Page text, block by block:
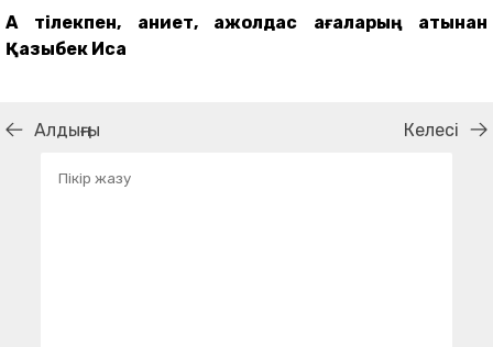
Ақ тілекпен, ақниет, ақжолдас ағаларың атынан
Қазыбек Иса
Алдыңғы Келесі